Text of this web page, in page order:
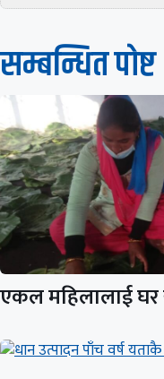
सम्बन्धित पाेष्ट
एकल महिलालाई घर